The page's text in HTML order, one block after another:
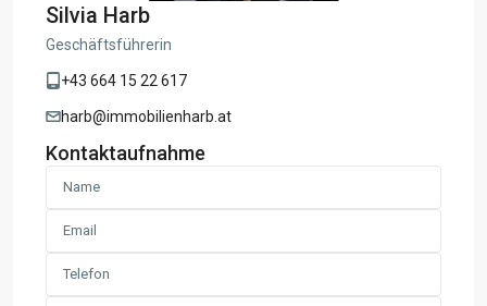
Silvia Harb
Geschäftsführerin
+43 664 15 22 617
harb@immobilienharb.at
Kontaktaufnahme